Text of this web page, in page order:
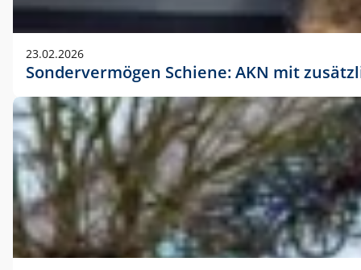
23.02.2026
Sondervermögen Schiene: AKN mit